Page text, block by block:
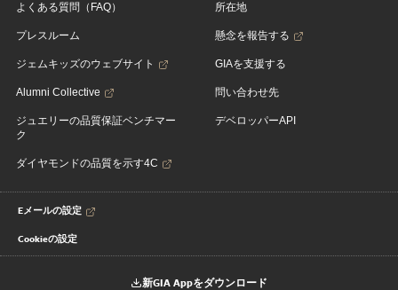
よくある質問（FAQ）
プレスルーム
ジェムキッズのウェブサイト
Alumni Collective
ジュエリーの品質保証ベンチマー
ク
ダイヤモンドの品質を示す4C
所在地
懸念を報告する
GIAを支援する
問い合わせ先
デベロッパーAPI
Eメールの設定
Cookieの設定
新GIA Appをダウンロード